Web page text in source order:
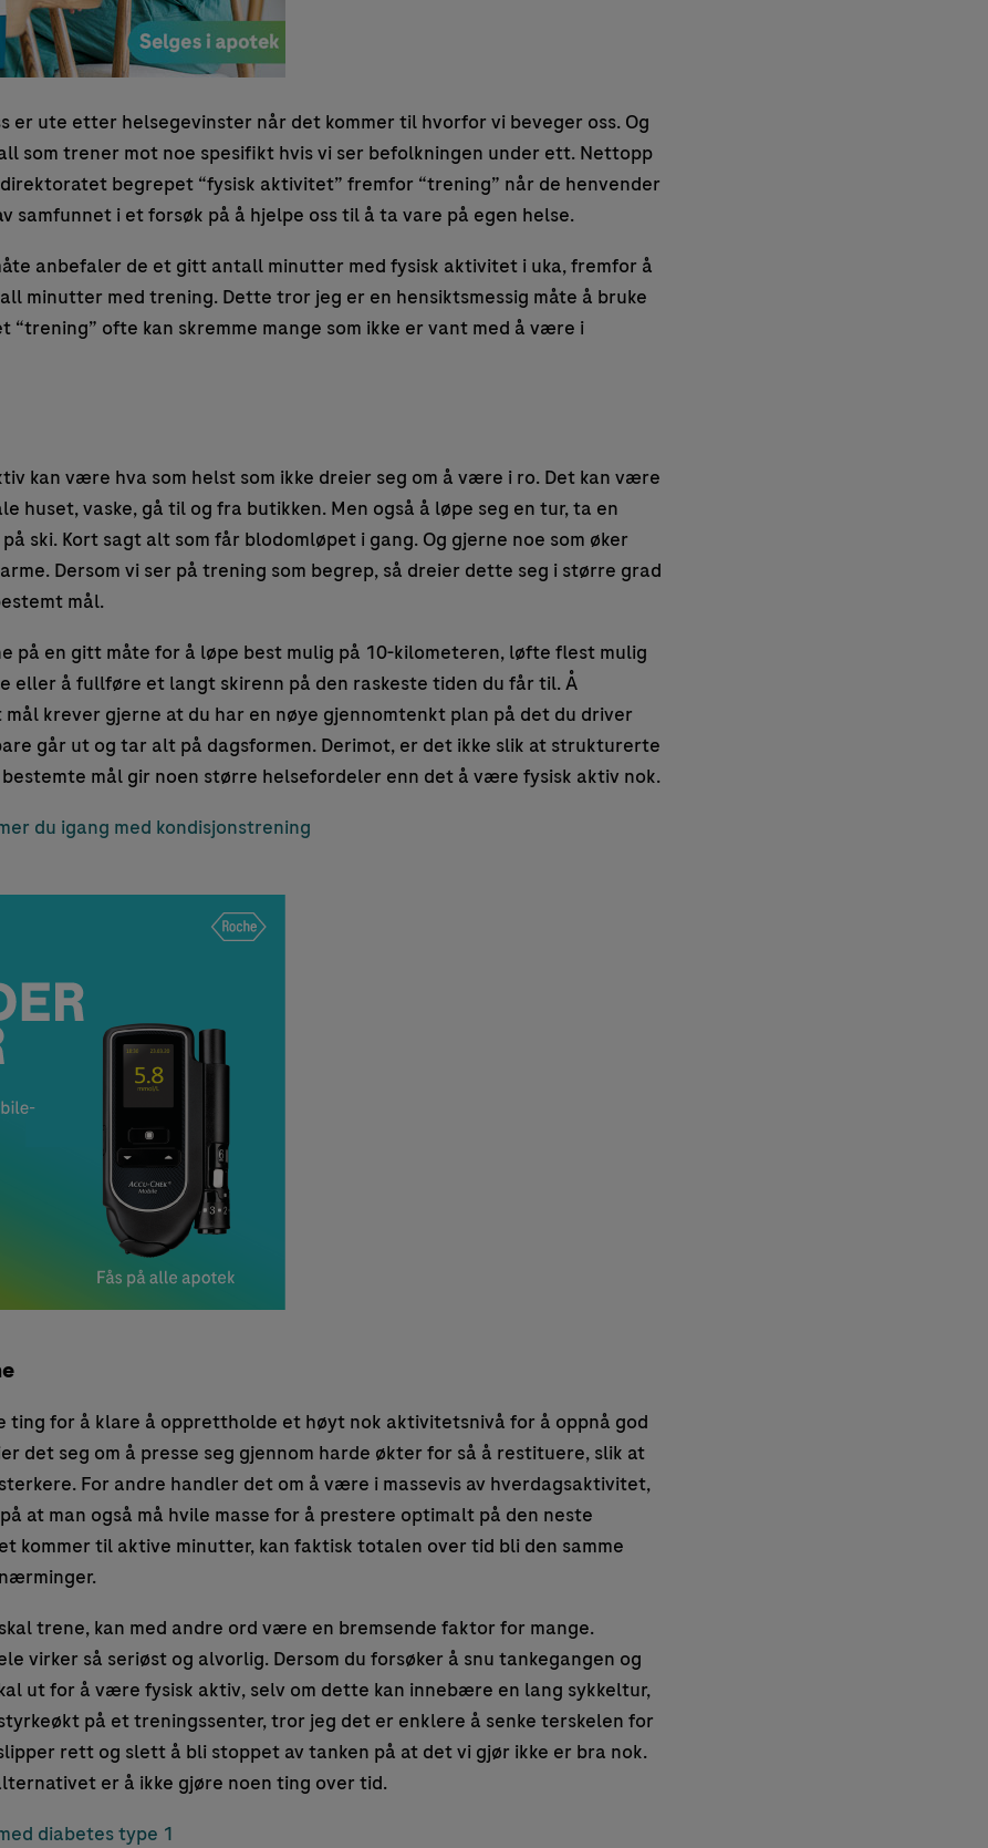
er ute etter helsegevinster når det kommer til hvorfor vi beveger oss. Og
som trener mot noe spesifikt hvis vi ser befolkningen under ett. Nettopp
begrepet “fysisk aktivitet” fremfor “trening” når de henvender
samfunnet i et forsøk på å hjelpe oss til å ta vare på egen helse.
anbefaler de et gitt antall minutter med fysisk aktivitet i uka, fremfor å
minutter med trening. Dette tror jeg er en hensiktsmessig måte å bruke
“trening” ofte kan skremme mange som ikke er vant med å være i
kan være hva som helst som ikke dreier seg om å være i ro. Det kan være
huset, vaske, gå til og fra butikken. Men også å løpe seg en tur, ta en
ski. Kort sagt alt som får blodomløpet i gang. Og gjerne noe som øker
Dersom vi ser på trening som begrep, så dreier dette seg i større grad
mål.
på en gitt måte for å løpe best mulig på 10-kilometeren, løfte flest mulig
eller å fullføre et langt skirenn på den raskeste tiden du får til. Å
krever gjerne at du har en nøye gjennomtenkt plan på det du driver
går ut og tar alt på dagsformen. Derimot, er det ikke slik at strukturerte
mål gir noen større helsefordeler enn det å være fysisk aktiv nok.
du igang med kondisjonstrening
ting for å klare å opprettholde et høyt nok aktivitetsnivå for å oppnå god
det seg om å presse seg gjennom harde økter for så å restituere, slik at
For andre handler det om å være i massevis av hverdagsaktivitet,
at man også må hvile masse for å prestere optimalt på den neste
kommer til aktive minutter, kan faktisk totalen over tid bli den samme
trene, kan med andre ord være en bremsende faktor for mange.
virker så seriøst og alvorlig. Dersom du forsøker å snu tankegangen og
ut for å være fysisk aktiv, selv om dette kan innebære en lang sykkeltur,
på et treningssenter, tror jeg det er enklere å senke terskelen for
rett og slett å bli stoppet av tanken på at det vi gjør ikke er bra nok.
er å ikke gjøre noen ting over tid.
diabetes type 1